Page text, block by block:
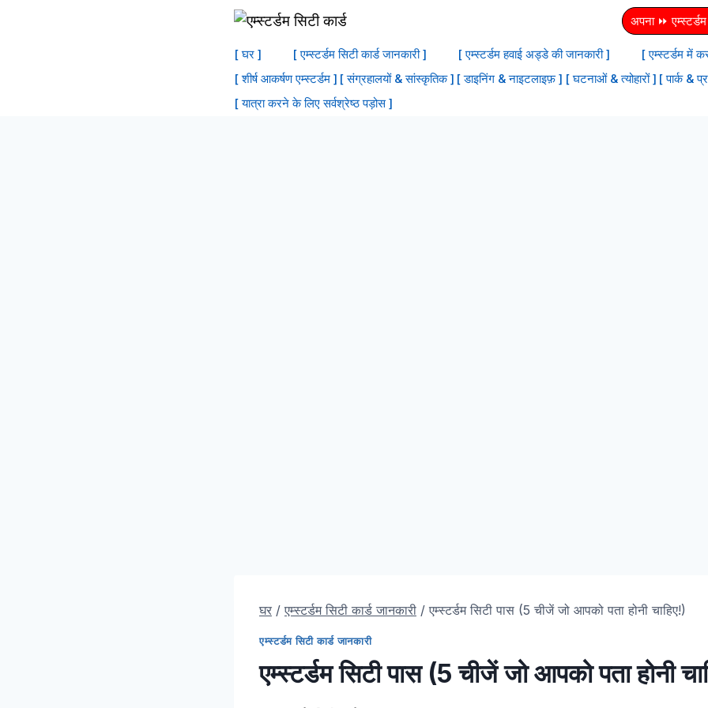
अपना ⏩ एम्स्टर्डम
[ घर ] [ एम्स्टर्डम सिटी कार्ड जानकारी ] [ एम्स्टर्डम हवाई अड्डे की जानकारी ]
[ एम्स्टर्डम में
[ शीर्ष आकर्षण एम्स्टर्डम ] [ संग्रहालयों & सांस्‍कृतिक ] [ डाइनिंग & नाइटलाइफ़ ] [ घटनाओं & त्योहारों ] [ पार्क &
[ यात्रा करने के लिए सर्वश्रेष्ठ पड़ोस ]
घर / एम्स्टर्डम सिटी कार्ड जानकारी / एम्स्टर्डम सिटी पास (5 चीजें जो आपको पता होनी चाहिए!)
एम्स्टर्डम सिटी कार्ड जानकारी
एम्स्टर्डम सिटी पास (5 चीजें जो आपको पता होनी